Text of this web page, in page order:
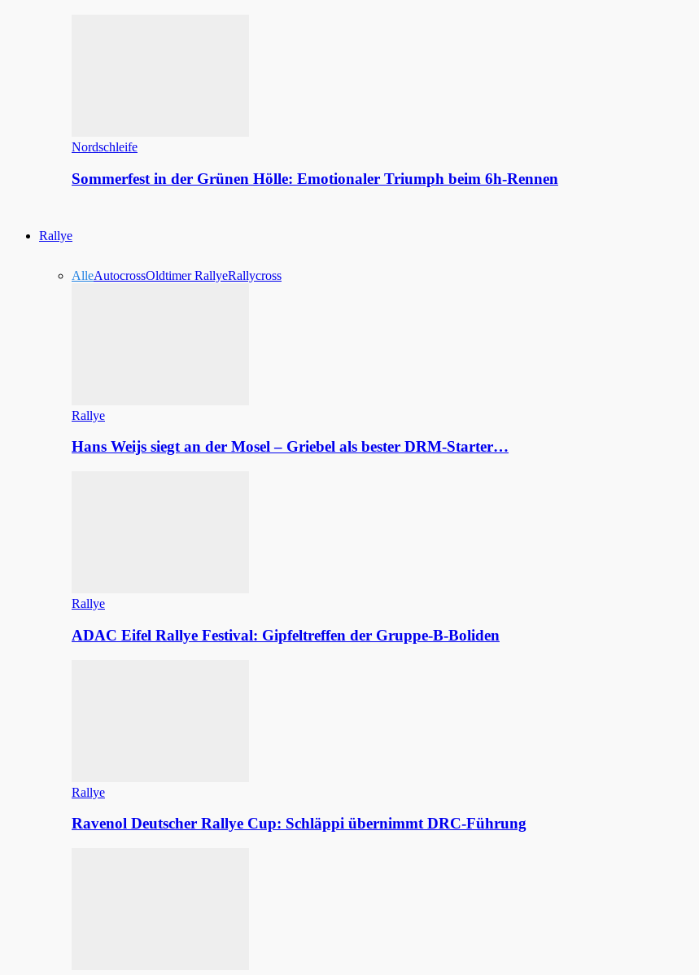
Nordschleife
Sommerfest in der Grünen Hölle: Emotionaler Triumph beim 6h-Rennen
Rallye
AlleAutocrossOldtimer RallyeRallycross
Rallye
Hans Weijs siegt an der Mosel – Griebel als bester DRM-Starter…
Rallye
ADAC Eifel Rallye Festival: Gipfeltreffen der Gruppe-B-Boliden
Rallye
Ravenol Deutscher Rallye Cup: Schläppi übernimmt DRC-Führung